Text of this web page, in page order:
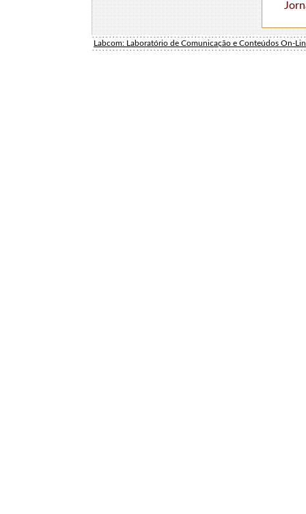
Labcom: Laboratório de Comunicação e Conteúdos On-